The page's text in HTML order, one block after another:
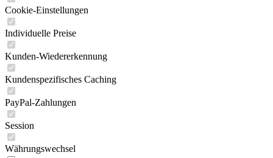
Cookie-Einstellungen
Individuelle Preise
Kunden-Wiedererkennung
Kundenspezifisches Caching
PayPal-Zahlungen
Session
Währungswechsel